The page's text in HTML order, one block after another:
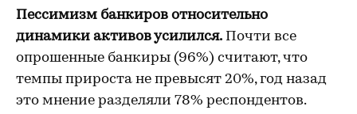
Пессимизм банкиров относительно
динамики активов усилился. Почти все
опрошенные банкиры (96%) считают, что
темпы прироста не превысят 20%, год назад
это мнение разделяли 78% респондентов.